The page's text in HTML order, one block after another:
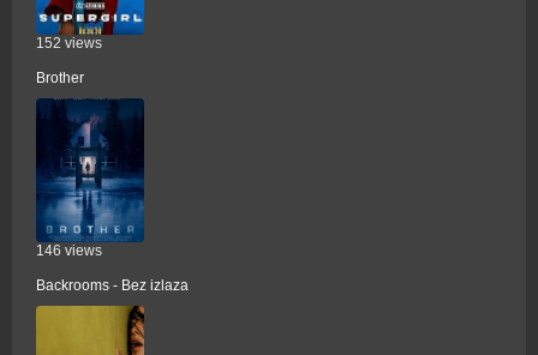
152 views
Brother
146 views
Backrooms - Bez izlaza